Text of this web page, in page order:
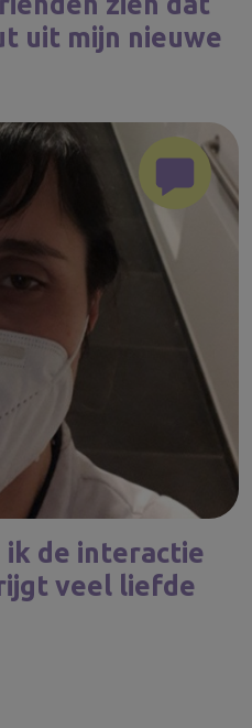
uit mijn nieuwe
ik de interactie
veel liefde